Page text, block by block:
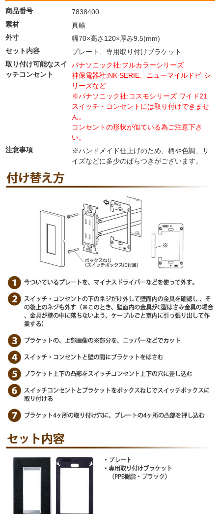
商品番号
7838400
素材
真鍮
外寸
幅70×高さ120×厚み9.5(mm)
セット内容
プレート、専用取り付けブラケット
取り付け可能なスイ
ッチコンセント
パナソニック社:フルカラーシリーズ
神保電器社:NK SERIE、ニューマイルドビ-シ
リーズなど
※パナソニック社:コスモシリーズ ワイド21
スイッチ・コンセントには取り付けできませ
ん。
コンセントの形状が似ている為ご注意下さ
い。
注意事項
※ハンドメイド仕上げのため、柄や色調、サ
イズなどに多少のばらつきがございます。